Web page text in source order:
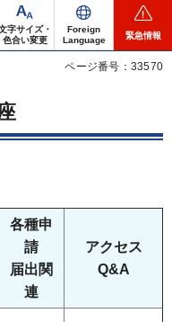
字サイズ・
色合い変更
Foreign
Language
緊急情報
ページ番号：33570
各種申
請
届出関
連
アクセス
Q&A